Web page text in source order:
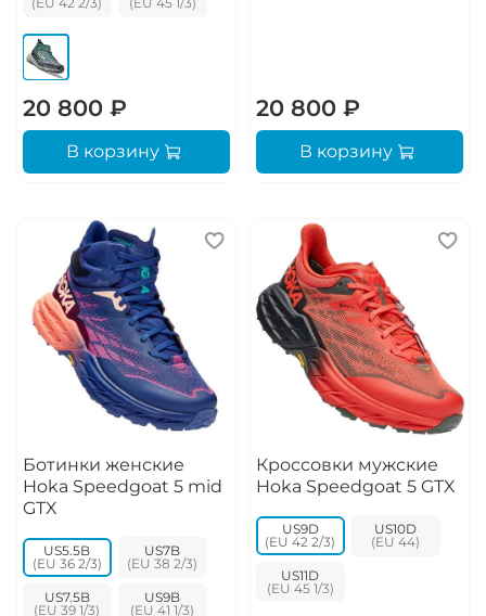
20 800 ₽
В корзину
20 800 ₽
В корзину
Ботинки женские
Hoka Speedgoat 5 mid
GTX
US5.5B US7B
US7.5B US9B
Кроссовки мужские
Hoka Speedgoat 5 GTX
US9D US10D
US11D